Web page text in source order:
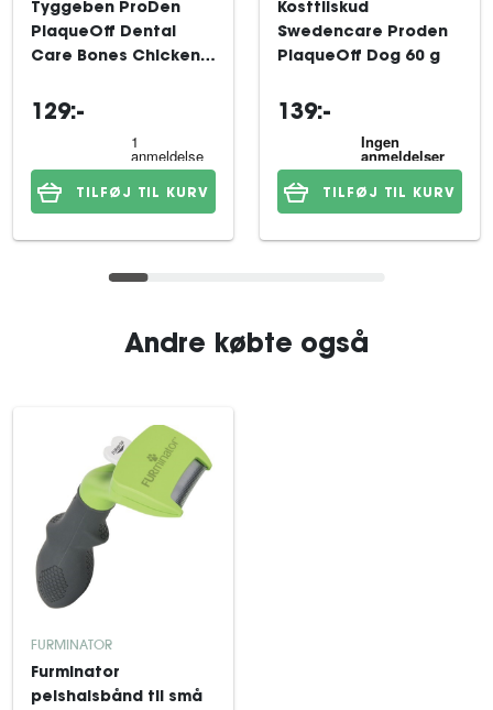
Tyggeben ProDen
PlaqueOff Dental
Care Bones Chicken
129:-
TILFØJ TIL KURV
Kosttilskud
Swedencare Proden
PlaqueOff Dog 60 g
139:-
TILFØJ TIL KURV
Andre købte også
FURMINATOR
Furminator
pelshalsbånd til små